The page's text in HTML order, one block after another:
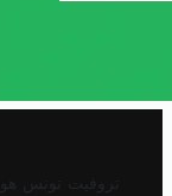
تروفيت تونس